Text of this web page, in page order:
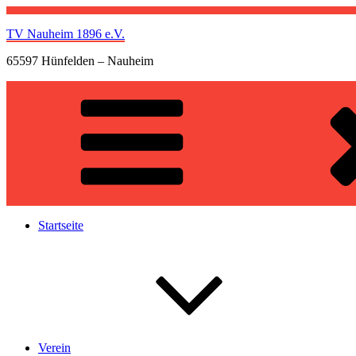
Zum
Inhalt
springen
TV Nauheim 1896 e.V.
65597 Hünfelden – Nauheim
Startseite
Verein